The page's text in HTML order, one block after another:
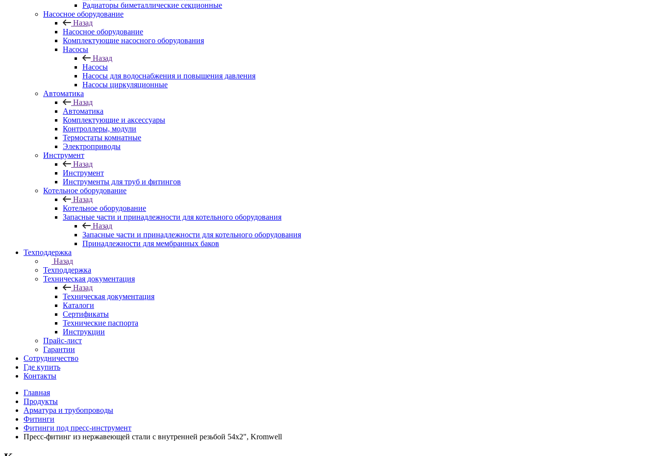
Радиаторы биметаллические секционные
Насосное оборудование
Назад
Насосное оборудование
Комплектующие насосного оборудования
Насосы
Назад
Насосы
Насосы для водоснабжения и повышения давления
Насосы циркуляционные
Автоматика
Назад
Автоматика
Комплектующие и аксессуары
Контроллеры, модули
Термостаты комнатные
Электроприводы
Инструмент
Назад
Инструмент
Инструменты для труб и фитингов
Котельное оборудование
Назад
Котельное оборудование
Запасные части и принадлежности для котельного оборудования
Назад
Запасные части и принадлежности для котельного оборудования
Принадлежности для мембранных баков
Техподдержка
Назад
Техподдержка
Техническая документация
Назад
Техническая документация
Каталоги
Сертификаты
Технические паспорта
Инструкции
Прайс-лист
Гарантии
Сотрудничество
Где купить
Контакты
Главная
Продукты
Арматура и трубопроводы
Фитинги
Фитинги под пресс-инструмент
Пресс-фитинг из нержавеющей стали с внутренней резьбой 54x2", Kromwell